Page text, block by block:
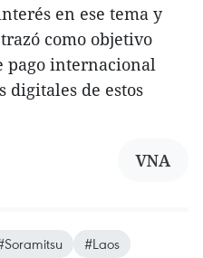
en ese tema y
como objetivo
pago internacional
digitales de estos
VNA
#Laos